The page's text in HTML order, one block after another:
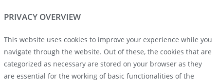
PRIVACY OVERVIEW
This website uses cookies to improve your experience while you
navigate through the website. Out of these, the cookies that are
categorized as necessary are stored on your browser as they
are essential for the working of basic functionalities of the